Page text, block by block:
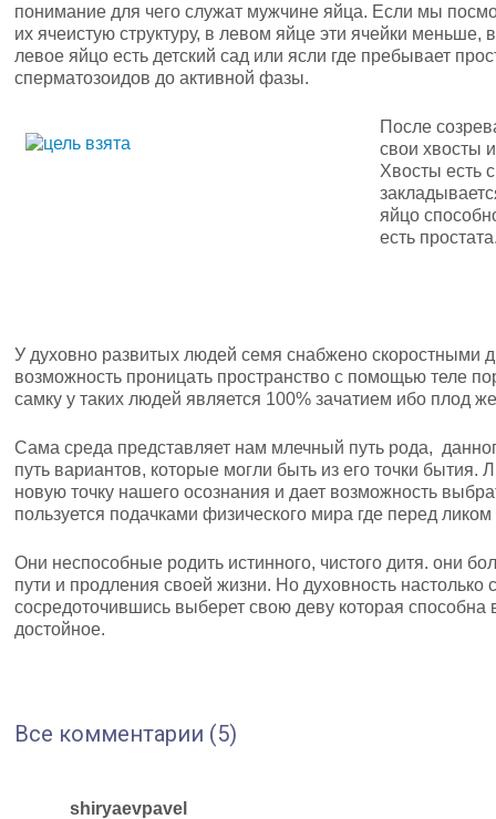
понимание для чего служат мужчине яйца. Если мы
их ячеистую структуру, в левом яйце эти ячейки
левое яйцо есть детский сад или ясли где пребывает
сперматозоидов до активной фазы.
После
свои хвосты
Хвосты есть
яйцо
есть
У духовно развитых людей семя снабжено скоростными
возможность проницать пространство с помощью теле
самку у таких людей является 100% зачатием ибо плод
Сама среда представляет нам млечный путь рода,
путь вариантов, которые могли быть из его точки бытия.
новую точку нашего осознания и дает возможность
пользуется подачками физического мира где перед
Они неспособные родить истинного, чистого дитя. они
пути и продления своей жизни. Но духовность настолько
сосредоточившись выберет свою деву которая способна
достойное.
Все комментарии (5)
shiryaevpavel